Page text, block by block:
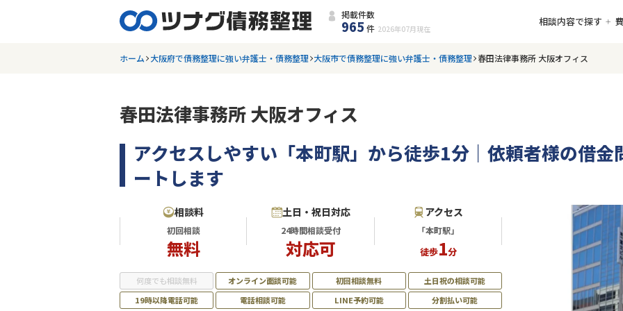
掲載件数
965 件 2026年07月 現在
相談内容で探す
ホーム 大阪府で債務整理に強い弁護士・債務整理 大阪市で債務整理に強い弁護士・債務整理 春田法律事務所 大阪オフィス
春田法律事務所 大阪オフィス
アクセスしやすい「本町駅」から徒歩1分｜依頼者様の借金
ートします
相談料
初回相談
無料
土日・祝日対応
24時間相談受付
対応可
アクセス
「本町駅」
徒歩1分
何度でも相談無料 オンライン面談可能 初回相談無料
土日祝の相談可能
19時以降電話可能
電話相談可能 LINE予約可能 分割払い可能